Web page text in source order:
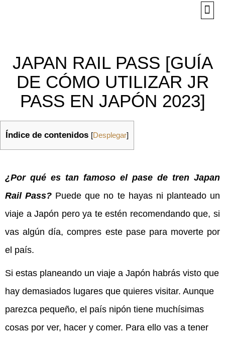
JAPAN RAIL PASS [GUÍA
DE CÓMO UTILIZAR JR
PASS EN JAPÓN 2023]
Índice de contenidos [Desplegar]
¿Por qué es tan famoso el pase de tren Japan
Rail Pass? Puede que no te hayas ni planteado un
viaje a Japón pero ya te estén recomendando que, si
vas algún día, compres este pase para moverte por
el país.
Si estas planeando un viaje a Japón habrás visto que
hay demasiados lugares que quieres visitar. Aunque
parezca pequeño, el país nipón tiene muchísimas
cosas por ver, hacer y comer. Para ello vas a tener